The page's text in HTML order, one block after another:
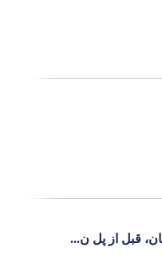
قبل از پل ن...